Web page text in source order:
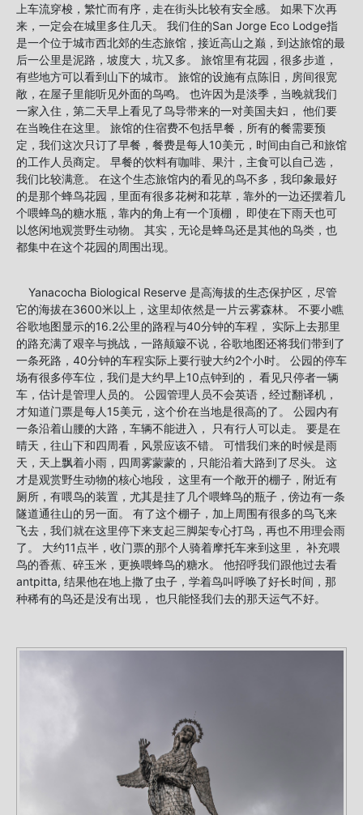
上车流穿梭，繁忙而有序，走在街头比较有安全感。 如果下次再
来，一定会在城里多住几天。 我们住的San Jorge Eco Lodge指
是一个位于城市西北郊的生态旅馆，接近高山之巅，到达旅馆的最
后一公里是泥路，坡度大，坑又多。 旅馆里有花园，很多步道，
有些地方可以看到山下的城市。 旅馆的设施有点陈旧，房间很宽
敞，在屋子里能听见外面的鸟鸣。 也许因为是淡季，当晚就我们
一家入住，第二天早上看见了鸟导带来的一对美国夫妇， 他们要
在当晚住在这里。 旅馆的住宿费不包括早餐，所有的餐需要预
定，我们这次只订了早餐，餐费是每人10美元，时间由自己和旅馆
的工作人员商定。 早餐的饮料有咖啡、果汁，主食可以自己选，
我们比较满意。 在这个生态旅馆内的看见的鸟不多，我印象最好
的是那个蜂鸟花园，里面有很多花树和花草，靠外的一边还摆着几
个喂蜂鸟的糖水瓶，靠内的角上有一个顶棚， 即使在下雨天也可
以悠闲地观赏野生动物。 其实，无论是蜂鸟还是其他的鸟类，也
都集中在这个花园的周围出现。
Yanacocha Biological Reserve 是高海拔的生态保护区，尽管
它的海拔在3600米以上，这里却依然是一片云雾森林。 不要小瞧
谷歌地图显示的16.2公里的路程与40分钟的车程， 实际上去那里
的路充满了艰辛与挑战，一路颠簸不说，谷歌地图还将我们带到了
一条死路，40分钟的车程实际上要行驶大约2个小时。 公园的停车
场有很多停车位，我们是大约早上10点钟到的， 看见只停者一辆
车，估计是管理人员的。 公园管理人员不会英语，经过翻译机，
才知道门票是每人15美元，这个价在当地是很高的了。 公园内有
一条沿着山腰的大路，车辆不能进入， 只有行人可以走。 要是在
晴天，往山下和四周看，风景应该不错。 可惜我们来的时候是雨
天，天上飘着小雨，四周雾蒙蒙的，只能沿着大路到了尽头。 这
才是观赏野生动物的核心地段， 这里有一个敞开的棚子，附近有
厕所，有喂鸟的装置，尤其是挂了几个喂蜂鸟的瓶子，傍边有一条
隧道通往山的另一面。 有了这个棚子，加上周围有很多的鸟飞来
飞去，我们就在这里停下来支起三脚架专心打鸟，再也不用理会雨
了。 大约11点半，收门票的那个人骑着摩托车来到这里， 补充喂
鸟的香蕉、碎玉米，更换喂蜂鸟的糖水。 他招呼我们跟他过去看
antpitta, 结果他在地上撒了虫子，学着鸟叫呼唤了好长时间，那
种稀有的鸟还是没有出现， 也只能怪我们去的那天运气不好。